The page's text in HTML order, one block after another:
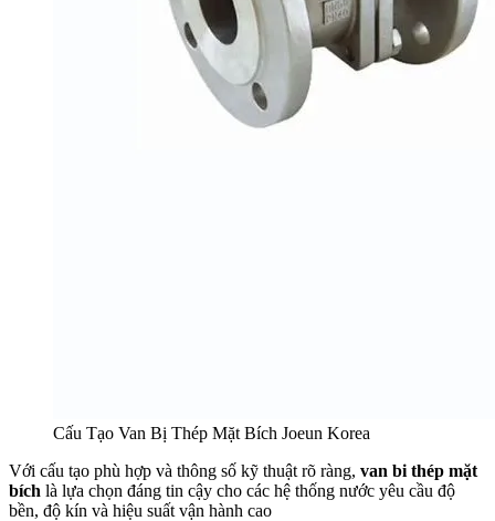
Cấu Tạo Van Bị Thép Mặt Bích Joeun Korea
Với cấu tạo phù hợp và thông số kỹ thuật rõ ràng, van bi thép mặt
bích là lựa chọn đáng tin cậy cho các hệ thống nước yêu cầu độ
bền, độ kín và hiệu suất vận hành cao